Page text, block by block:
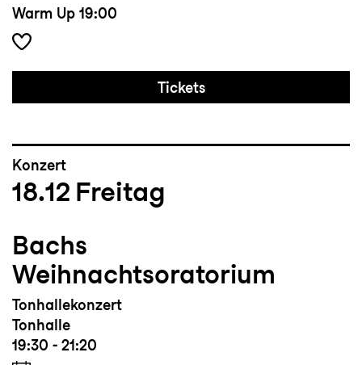
Warm Up 19:00
Tickets
Konzert
18.12 Freitag
Bachs
Weihnachtsoratorium
Tonhallekonzert
Tonhalle
19:30 - 21:20